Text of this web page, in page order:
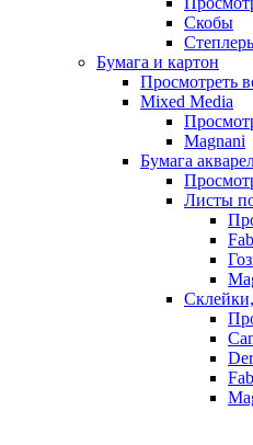
Скобы
Бумага и картон
Просмотреть
Mixed Media
Magnani
Бумага
Листы